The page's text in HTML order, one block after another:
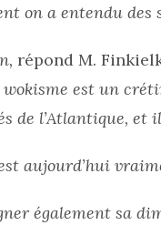
on a entendu
répond M.
wokisme est un
de l’Atlantique,
aujourd’hui
également sa